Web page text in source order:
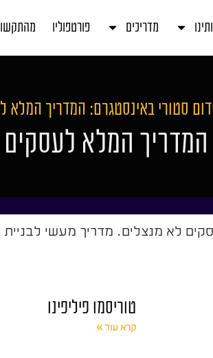
מדריכים פורטפוליו
סטורי באינסטגרם: המדריך המלא
המדריך המלא
לא מנצלים. מדריך מעשי לבניית
טוריסמו פיליפינו
קרא עוד »